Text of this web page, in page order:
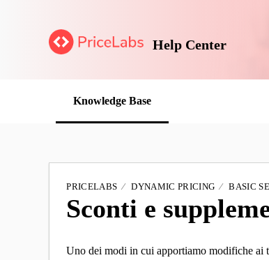
Help Center
Knowledge Base
PRICELABS DYNAMIC PRICING BASIC
Sconti e
Uno dei modi in cui apportiamo modifiche ai